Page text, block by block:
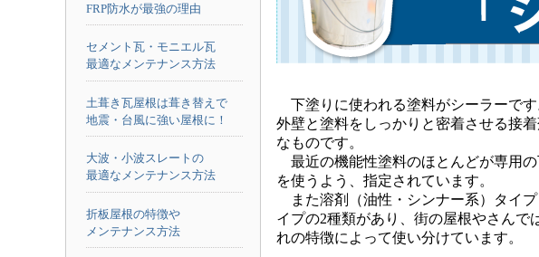
FRP防水が最強の理由
セメント瓦・モニエル瓦
最適なメンテナンス方法
土葺き瓦屋根は葺き替えで
地震・台風に強い屋根に！
大波・小波スレートの
最適なメンテナンス方法
折板屋根の特徴や
メンテナンス方法
下塗りに使われる塗料がシーラーで
外壁と塗料をしっかりと密着させる接着
なものです。
最近の機能性塗料のほとんどが専用
を使うよう、指定されています。
また溶剤（油性・シンナー系）タイプ
イプの2種類があり、街の屋根やさんで
れの特徴によって使い分けています。